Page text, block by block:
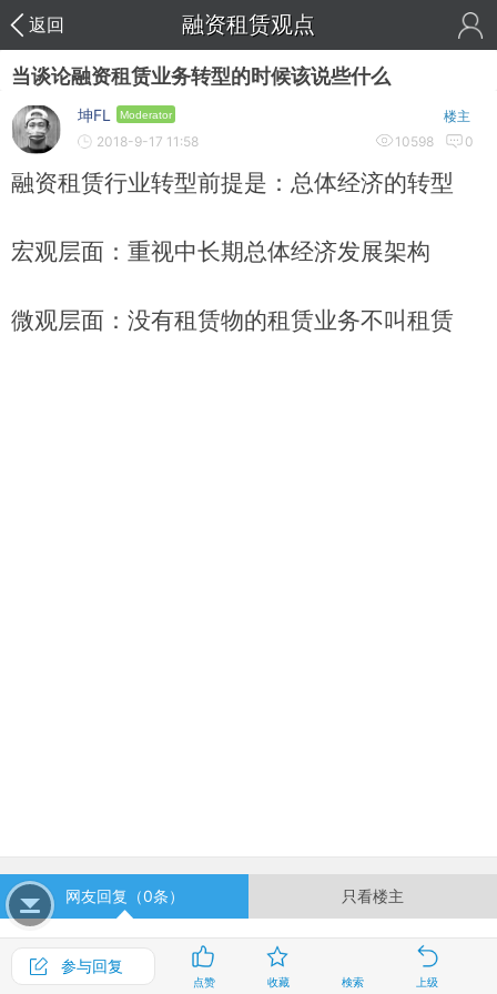
返回 融资租赁观点
当谈论融资租赁业务转型的时候该说些什么
坤FL Moderator 楼主
2018-9-17 11:58 10598 0
融资租赁行业转型前提是：总体经济的转型
宏观层面：重视中长期总体经济发展架构
微观层面：没有租赁物的租赁业务不叫租赁
网友回复（0条） 只看楼主
有兴趣就回复哦...
参与回复
点赞 收藏 検索 上级